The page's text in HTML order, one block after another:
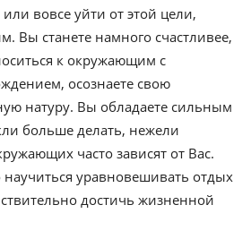
вовсе уйти от этой цели,
Вы станете намного счастливее,
к окружающим с
осознаете свою
натуру. Вы обладаете сильным
больше делать, нежели
часто зависят от Вас.
уравновешивать отдых
достичь жизненной